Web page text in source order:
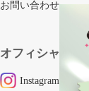
お問い合わせ
オフィシャル
Instagram